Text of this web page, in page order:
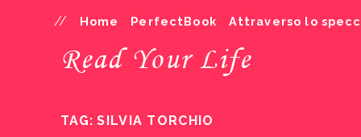
Home PerfectBook Attraverso lo
Read Your Life
TAG:SILVIA TORCHIO